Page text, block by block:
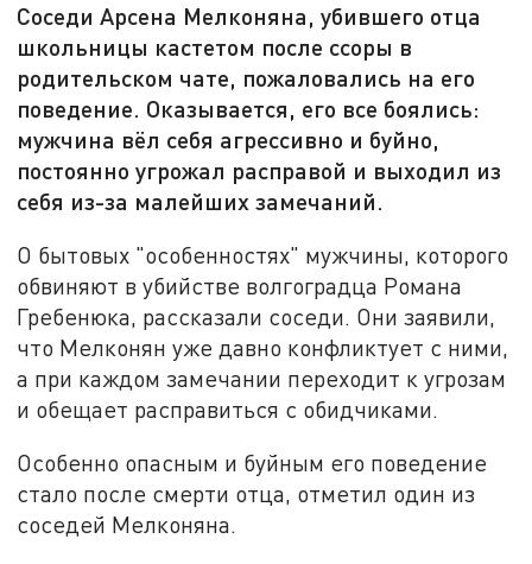
Соседи Арсена Мелконяна, убившего отца
школьницы кастетом после ссоры в
родительском чате, пожаловались на его
поведение. Оказывается, его все боялись:
мужчина вёл себя агрессивно и буйно,
постоянно угрожал расправой и выходил из
себя из-за малейших замечаний.
О бытовых "особенностях" мужчины, которого
обвиняют в убийстве волгоградца Романа
Гребенюка, рассказали соседи. Они заявили,
что Мелконян уже давно конфликтует с ними,
а при каждом замечании переходит к угрозам
и обещает расправиться с обидчиками.
Особенно опасным и буйным его поведение
стало после смерти отца, отметил один из
соседей Мелконяна.